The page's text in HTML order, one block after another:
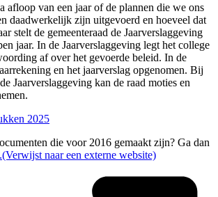
afloop van een jaar of de plannen die we ons
daadwerkelijk zijn uitgevoerd en hoeveel dat
stelt de gemeenteraad de Jaarverslaggeving
jaar. In de Jaarverslaggeving legt het college
af over het gevoerde beleid. In de
en het jaarverslag opgenomen. Bij
Jaarverslaggeving kan de raad moties en
2025
die voor 2016 gemaakt zijn? Ga dan
(Verwijst naar een externe website)